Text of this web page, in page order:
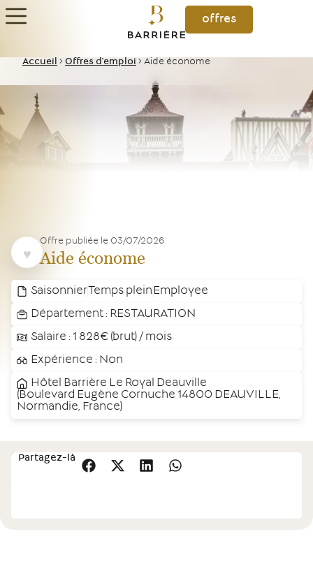
offres
Accueil > Offres d'emploi > Aide économe
Offre publiée le 03/07/2026
Aide économe
Saisonnier Temps pleinEmployee
Département : RESTAURATION
Salaire : 1 828€ (brut) / mois
Expérience : Non
Hôtel Barrière Le Royal Deauville
(Boulevard Eugène Cornuche 14800 DEAUVILLE,
Normandie, France)
Cette
Postulez
Partagez-là